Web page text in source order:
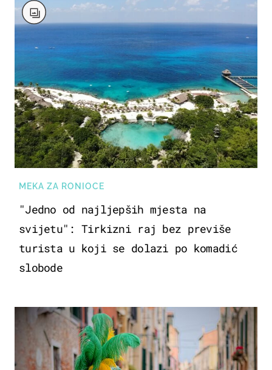
MEKA ZA RONIOCE
"Jedno od najljepših mjesta na
svijetu": Tirkizni raj bez previše
turista u koji se dolazi po komadić
slobode